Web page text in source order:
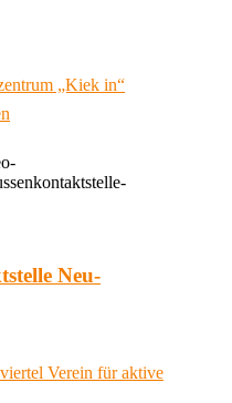
„Kiek in“
Neu-
Verein für aktive